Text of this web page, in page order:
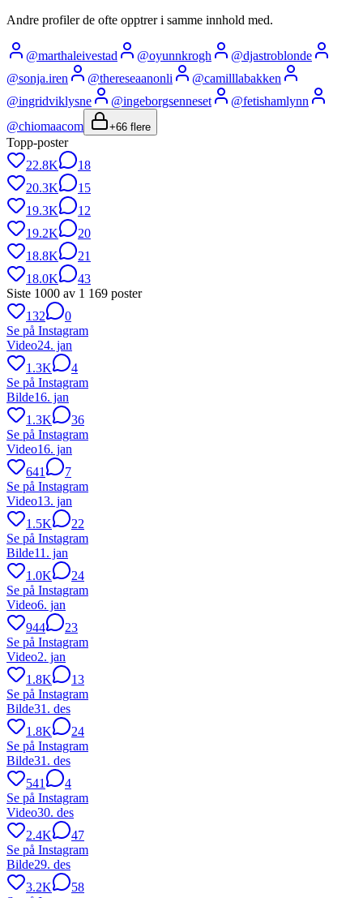
Andre profiler de ofte opptrer i samme innhold med.
@marthaleivestad @oyunnkrogh @djastroblonde
@sonja.iren @thereseaanonli @camilllabakken
@ingridviklysne @ingeborgsenneset @fetishamlynn
@chiomaacom +66 flere
Topp-poster
22.8K
18
20.3K
15
19.3K
12
19.2K
20
18.8K
21
18.0K
43
Siste 1000 av 1 169 poster
132
0
Se på Instagram
Video24. jan
1.3K
4
Se på Instagram
Bilde16. jan
1.3K
36
Se på Instagram
Video16. jan
641
7
Se på Instagram
Video13. jan
1.5K
22
Se på Instagram
Bilde11. jan
1.0K
24
Se på Instagram
Video6. jan
944
23
Se på Instagram
Video2. jan
1.8K
13
Se på Instagram
Bilde31. des
1.8K
24
Se på Instagram
Bilde31. des
541
4
Se på Instagram
Video30. des
2.4K
47
Se på Instagram
Bilde29. des
3.2K
58